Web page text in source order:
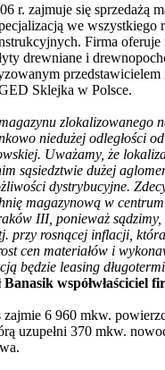
r. zajmuje się sprzedażą
we wszystkiego
Firma oferuje
drewniane i
przedstawicielem
Sklejka w Polsce.
zlokalizowanego
niedużej odległości
Uważamy, że
sąsiedztwie dużej
dystrybucyjne.
magazynową w
III, ponieważ sądzimy,
przy rosnącej inflacji,
cen materiałów i
będzie leasing
Banasik współwłaściciel
zajmie 6 960 mkw.
uzupełni 370 mkw.